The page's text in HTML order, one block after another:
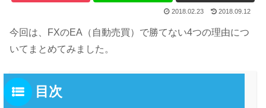
2018.02.23 2018.09.12
今回は、FXのEA（自動売買）で勝てない4つの理由につ
いてまとめてみました。
目次